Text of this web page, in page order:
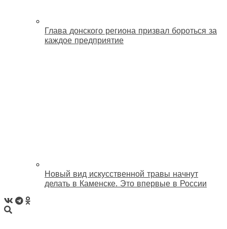
Глава донского региона призвал бороться за
каждое предприятие
Новый вид искусственной травы начнут
делать в Каменске. Это впервые в России